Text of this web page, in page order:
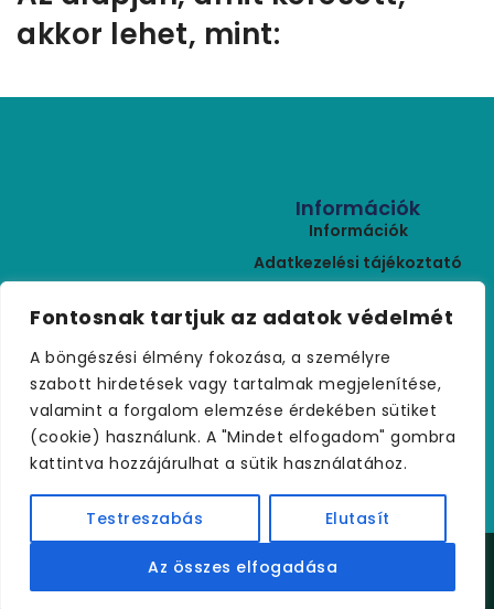
Fontosnak tartjuk az adatok védelmét
A böngészési élmény fokozása, a személyre
szabott hirdetések vagy tartalmak megjelenítése,
valamint a forgalom elemzése érdekében sütiket
(cookie) használunk. A "Mindet elfogadom" gombra
kattintva hozzájárulhat a sütik használatához.
Testreszabás Elutasít
Az összes elfogadása
akkor lehet, mint:
Kapcsolat
+36 (30) 459 9970
palmakerteszet@gmail.com
Információk
Információk
Adatkezelési tájékoztató
Rólunk
Szállítási feltételek
Visszaküldés
Kapcsolat
Copyright © 2021 palmakerteszet.hu – Minden jog
fenntartva.